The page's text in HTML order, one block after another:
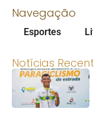
Navegação
Esportes
Notícias